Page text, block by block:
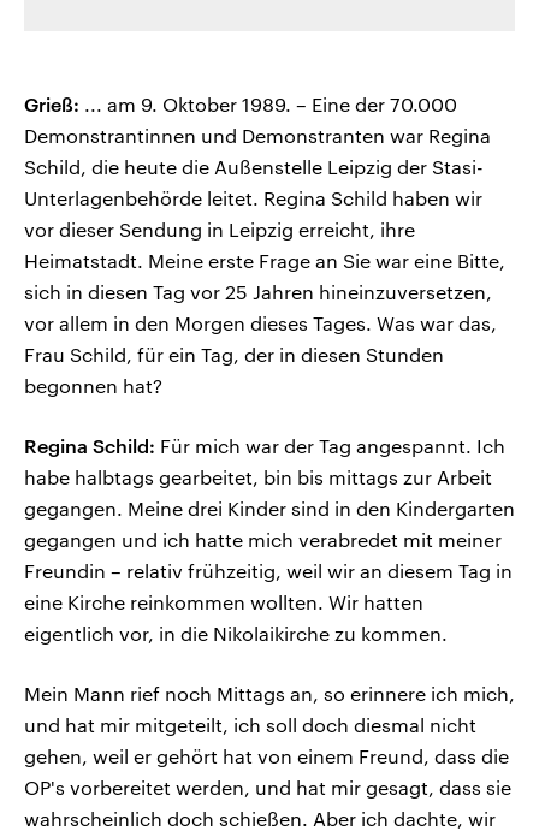
Grieß: ... am 9. Oktober 1989. – Eine der 70.000
Demonstrantinnen und Demonstranten war Regina
Schild, die heute die Außenstelle Leipzig der Stasi-
Unterlagenbehörde leitet. Regina Schild haben wir
vor dieser Sendung in Leipzig erreicht, ihre
Heimatstadt. Meine erste Frage an Sie war eine Bitte,
sich in diesen Tag vor 25 Jahren hineinzuversetzen,
vor allem in den Morgen dieses Tages. Was war das,
Frau Schild, für ein Tag, der in diesen Stunden
begonnen hat?
Regina Schild: Für mich war der Tag angespannt. Ich
habe halbtags gearbeitet, bin bis mittags zur Arbeit
gegangen. Meine drei Kinder sind in den Kindergarten
gegangen und ich hatte mich verabredet mit meiner
Freundin – relativ frühzeitig, weil wir an diesem Tag in
eine Kirche reinkommen wollten. Wir hatten
eigentlich vor, in die Nikolaikirche zu kommen.
Mein Mann rief noch Mittags an, so erinnere ich mich,
und hat mir mitgeteilt, ich soll doch diesmal nicht
gehen, weil er gehört hat von einem Freund, dass die
OP's vorbereitet werden, und hat mir gesagt, dass sie
wahrscheinlich doch schießen. Aber ich dachte, wir